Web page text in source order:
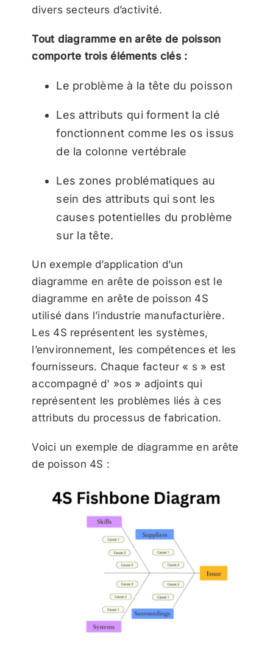
divers secteurs d’activité.
Tout diagramme en arête de poisson
comporte trois éléments clés :
Le problème à la tête du poisson
Les attributs qui forment la clé
fonctionnent comme les os issus
de la colonne vertébrale
Les zones problématiques au
sein des attributs qui sont les
causes potentielles du problème
sur la tête.
Un exemple d’application d’un
diagramme en arête de poisson est le
diagramme en arête de poisson 4S
utilisé dans l’industrie manufacturière.
Les 4S représentent les systèmes,
l’environnement, les compétences et les
fournisseurs. Chaque facteur « s » est
accompagné d' »os » adjoints qui
représentent les problèmes liés à ces
attributs du processus de fabrication.
Voici un exemple de diagramme en arête
de poisson 4S :